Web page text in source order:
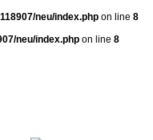
neu/index.php on line 8
neu/index.php on line 8